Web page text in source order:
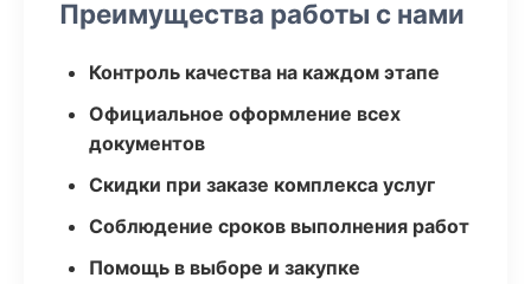
Преимущества работы с нами
Контроль качества на каждом этапе
Официальное оформление всех
документов
Скидки при заказе комплекса услуг
Соблюдение сроков выполнения работ
Помощь в выборе и закупке